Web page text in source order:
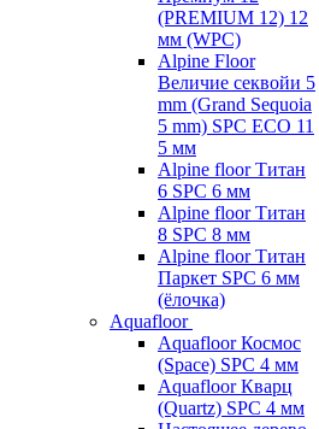
(PREMIUM 12) 12
мм (WPC)
Alpine Floor
Величие секвойи 5
mm (Grand Sequoia
5 mm) SPC ECO 11
5 мм
Alpine floor Титан
6 SPC 6 мм
Alpine floor Титан
8 SPC 8 мм
Alpine floor Титан
Паркет SPC 6 мм
(ёлочка)
Aquafloor
Aquafloor Космос
(Space) SPC 4 мм
Aquafloor Кварц
(Quartz) SPC 4 мм